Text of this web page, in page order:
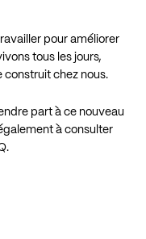
pour améliorer
tous les jours,
construit chez nous.
part à ce nouveau
à consulter